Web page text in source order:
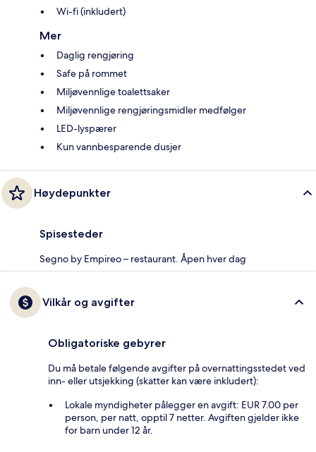
Wi-fi (inkludert)
Mer
Daglig rengjøring
Safe på rommet
Miljøvennlige toalettsaker
Miljøvennlige rengjøringsmidler medfølger
LED-lyspærer
Kun vannbesparende dusjer
Høydepunkter
Spisesteder
Segno by Empireo – restaurant. Åpen hver dag
Vilkår og avgifter
Obligatoriske gebyrer
Du må betale følgende avgifter på overnattingsstedet ved
inn- eller utsjekking (skatter kan være inkludert):
Lokale myndigheter pålegger en avgift: EUR 7.00 per
person, per natt, opptil 7 netter. Avgiften gjelder ikke
for barn under 12 år.